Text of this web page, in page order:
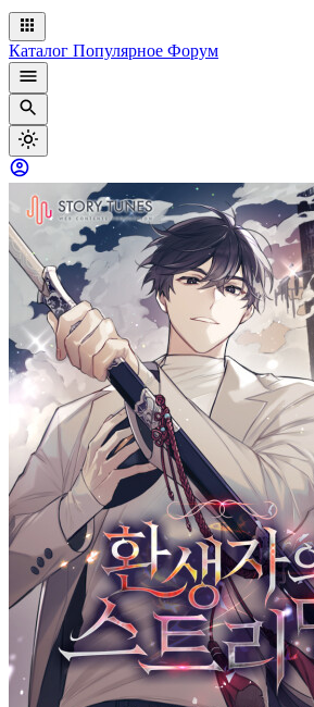
Каталог Популярное Форум